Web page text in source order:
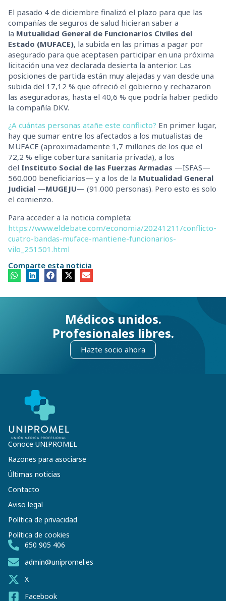
El pasado 4 de diciembre finalizó el plazo para que las
compañías de seguros de salud hicieran saber a
la Mutualidad General de Funcionarios Civiles del
Estado (MUFACE), la subida en las primas a pagar por
asegurado para que aceptasen participar en una próxima
licitación una vez declarada desierta la anterior. Las
posiciones de partida están muy alejadas y van desde una
subida del 17,12 % que ofreció el gobierno y rechazaron
las aseguradoras, hasta el 40,6 % que podría haber pedido
la compañía DKV.
¿A cuántas personas atañe este conflicto? En primer lugar,
hay que sumar entre los afectados a los mutualistas de
MUFACE (aproximadamente 1,7 millones de los que el
72,2 % elige cobertura sanitaria privada), a los
del Instituto Social de las Fuerzas Armadas —ISFAS—
560.000 beneficiarios— y a los de la Mutualidad General
Judicial —MUGEJU— (91.000 personas). Pero esto es solo
el comienzo.
Para acceder a la noticia completa:
https://www.eldebate.com/economia/20241211/conflicto-
cuatro-bandas-muface-mantiene-funcionarios-
vilo_251501.html
Comparte esta noticia
Médicos unidos.
Profesionales libres.
Hazte socio ahora
Conoce UNIPROMEL
Razones para asociarse
Últimas noticias
Contacto
Aviso legal
Política de privacidad
Política de cookies
650 905 406
admin@unipromel.es
X
Facebook